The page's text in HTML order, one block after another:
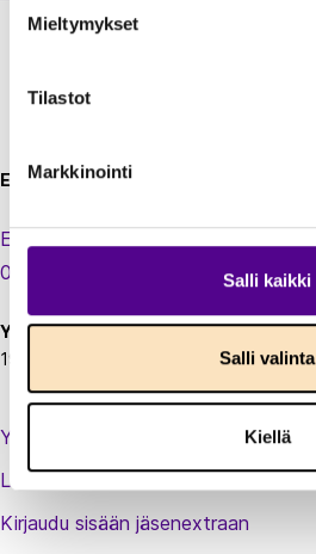
Mieltymykset
Tilastot
Markkinointi
Salli kaikki
Salli valinta
Kiellä
i
u
s
Energiateollisuus
Energiateollisuus ry
Eteläranta 10,
00130 Helsinki
Y-tunnus:
1924697-5
Yhteystiedot
Laskutustiedot
Kirjaudu sisään jäsenextraan